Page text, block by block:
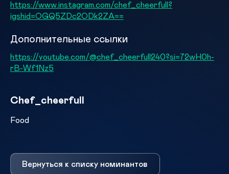
https://www.instagram.com/chef_cheerfull?
igshid=OGQ5ZDc2ODk2ZA==
Дополнительные ссылки
https://youtube.com/@chef_cheerfull240?si=72wH0h-
rB-Wf1Nz5
Chef_cheerfull
Food
Вернуться к списку номинантов